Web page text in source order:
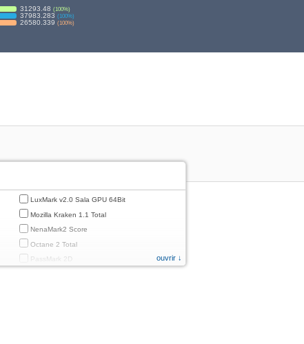
31293.48 (100%)
37983.283 (100%)
26580.339 (100%)
LuxMark v2.0 Sala GPU 64Bit
Mozilla Kraken 1.1 Total
NenaMark2 Score
Octane 2 Total
PassMark 2D
ouvrir ↓